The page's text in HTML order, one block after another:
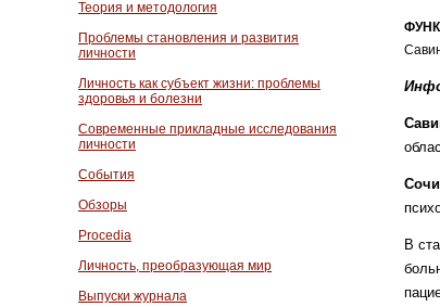
Теория и методология
Проблемы становления и развития
личности
Личность как субъект жизни: проблемы
здоровья и болезни
Современные прикладные исследования
личности
События
Обзоры
Procedia
Личность, преобразующая мир
Выпуски журнала
В